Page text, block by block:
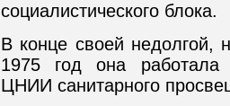
социалистического блока.
В конце своей недолгой,
1975 год она работала
ЦНИИ санитарного